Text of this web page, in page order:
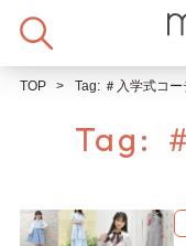
TOP Tag: ＃入学式コー
Tag: